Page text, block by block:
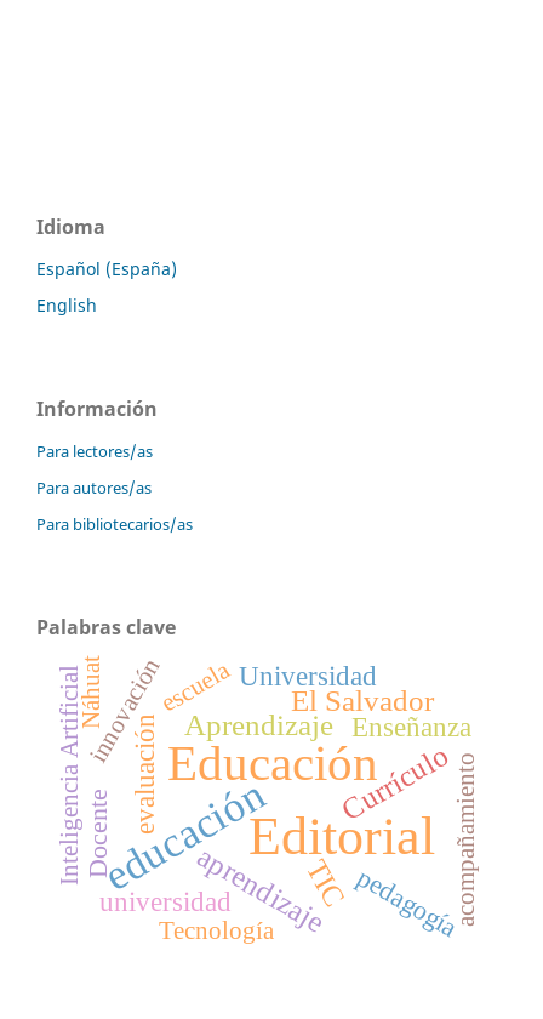
Idioma
Español (España)
English
Información
Para lectores/as
Para autores/as
Para bibliotecarios/as
Palabras clave
Editorial
Educación
educación TIC
Aprendizaje
El Salvador
Currículo
aprendizaje
Enseñanza
universidad
evaluación
Universidad
pedagogía
Docente
Inteligencia Artificial escuela
innovación
Tecnología
acompañamiento
Náhuat